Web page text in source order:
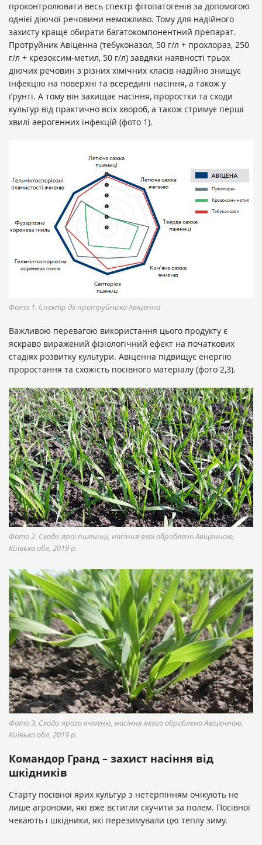
проконтролювати весь спектр фітопатогенів за допомогою
однієї діючої речовини неможливо. Тому для надійного
захисту краще обирати багатокомпонентний препарат.
Протруйник Авіценна (тебуконазол, 50 г/л + прохлораз, 250
г/л + крезоксим-метил, 50 г/л) завдяки наявності трьох
діючих речовин з різних хімічних класів надійно знищує
інфекцію на поверхні та всередині насіння, а також у
ґрунті. А тому він захищає насіння, проростки та сходи
культур від практично всіх хвороб, а також стримує перші
хвилі аерогенних інфекцій (фото 1).
Фото 1. Спектр дії протруйника Авіценна
Важливою перевагою використання цього продукту є
яскраво виражений фізіологічний ефект на початкових
стадіях розвитку культури. Авіценна підвищує енергію
проростання та схожість посівного матеріалу (фото 2,3).
Фото 2. Сходи ярої пшениці, насіння якої оброблено Авіценною,
Київька обл, 2019 р.
Фото 3. Сходи ярого ячменю, насіння якого оброблено Авіценною,
Київька обл, 2019 р.
Командор Гранд – захист насіння від
шкідників
Старту посівної ярих культур з нетерпінням очікують не
лише агрономи, які вже встигли скучити за полем. Посівної
чекають і шкідники, які перезимували цю теплу зиму.